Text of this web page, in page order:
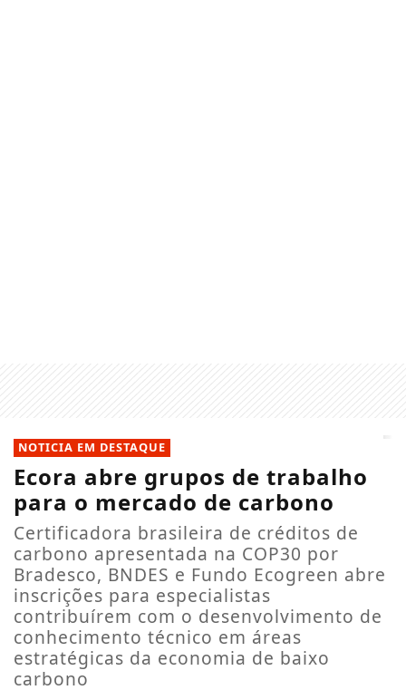
NOTICIA EM DESTAQUE
Ecora abre grupos de trabalho
para o mercado de carbono
Certificadora brasileira de créditos de
carbono apresentada na COP30 por
Bradesco, BNDES e Fundo Ecogreen abre
inscrições para especialistas
contribuírem com o desenvolvimento de
conhecimento técnico em áreas
estratégicas da economia de baixo
carbono